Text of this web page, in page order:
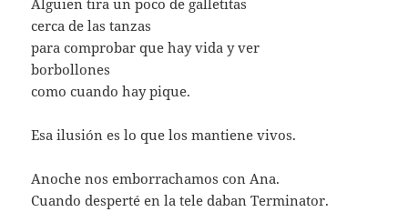
Alguien tira un poco de galletitas
cerca de las tanzas
para comprobar que hay vida y ver
borbollones
como cuando hay pique.
Esa ilusión es lo que los mantiene vivos.
Anoche nos emborrachamos con Ana.
Cuando desperté en la tele daban Terminator.